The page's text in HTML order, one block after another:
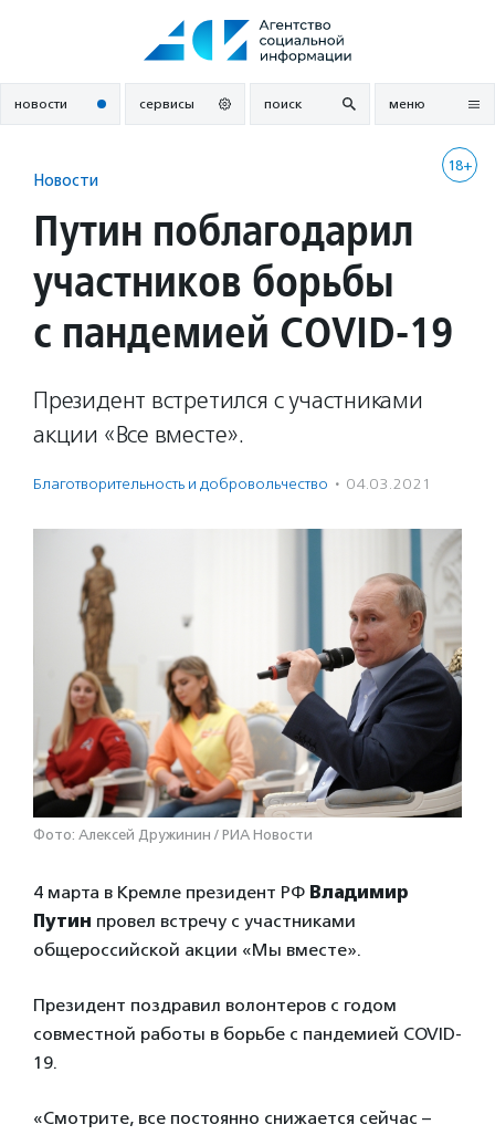
новости сервисы поиск меню
18+
Новости
Путин поблагодарил
участников борьбы
с пандемией COVID-19
Президент встретился с участниками
акции «Все вместе».
Благотвори­тель­ность и доброволь­чест­во · 04.03.2021
Фото: Алексей Дружинин / РИА Новости
4 марта в Кремле президент РФ Владимир
Путин провел встречу с участниками
общероссийской акции «Мы вместе».
Президент поздравил волонтеров с годом
совместной работы в борьбе с пандемией COVID-
19.
«Смотрите, все постоянно снижается сейчас –